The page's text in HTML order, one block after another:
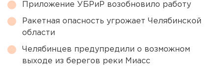
Приложение УБРиР возобновило работу
Ракетная опасность угрожает Челябинской
области
Челябинцев предупредили о возможном
выходе из берегов реки Миасс